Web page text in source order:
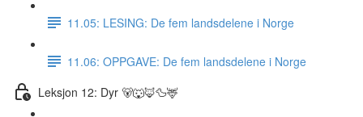
11.05: LESING: De fem landsdelene i Norge
11.06: OPPGAVE: De fem landsdelene i Norge
Leksjon 12: Dyr 🐻🐺🦊🦆🦌